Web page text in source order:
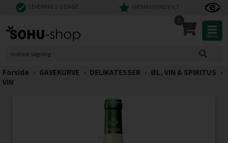
LEVERING 1-3 DAGE FREMRAGENDE 4,7
0
Menu
Forside › GAVEKURVE › DELIKATESSER › ØL, VIN & SPIRITUS ›
VIN